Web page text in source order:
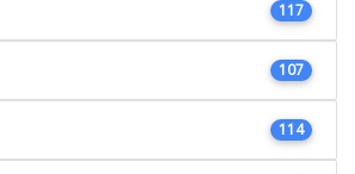
117
107
114